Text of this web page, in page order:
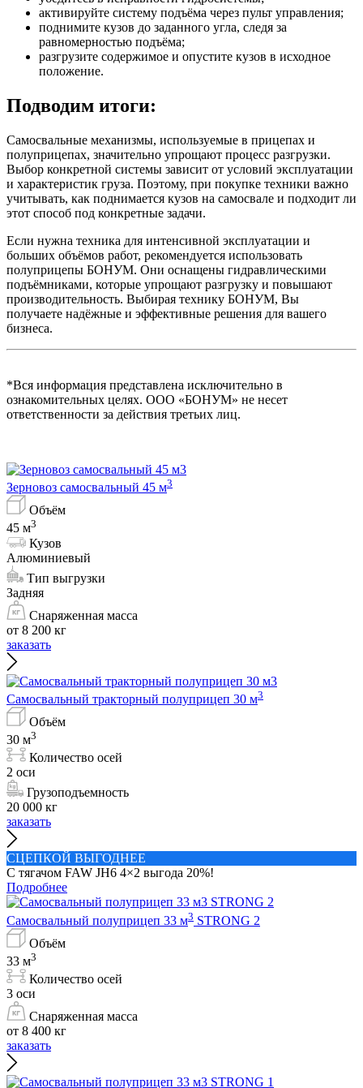
активируйте систему подъёма через пульт управления;
поднимите кузов до заданного угла, следя за
равномерностью подъёма;
разгрузите содержимое и опустите кузов в исходное
положение.
Подводим итоги:
Самосвальные механизмы, используемые в прицепах и
полуприцепах, значительно упрощают процесс разгрузки.
Выбор конкретной системы зависит от условий эксплуатации
и характеристик груза. Поэтому, при покупке техники важно
учитывать, как поднимается кузов на самосвале и подходит ли
этот способ под конкретные задачи.
Если нужна техника для интенсивной эксплуатации и
больших объёмов работ, рекомендуется использовать
полуприцепы БОНУМ. Они оснащены гидравлическими
подъёмниками, которые упрощают разгрузку и повышают
производительность. Выбирая технику БОНУМ, Вы
получаете надёжные и эффективные решения для вашего
бизнеса.
*Вся информация представлена исключительно в
ознакомительных целях. ООО «БОНУМ» не несет
ответственности за действия третьих лиц.
Зерновоз самосвальный 45 м3
Объём
45 м3
Кузов
Алюминиевый
Тип выгрузки
Задняя
Снаряженная масса
от 8 200 кг
заказать
Самосвальный тракторный полуприцеп 30 м3
Объём
30 м3
Количество осей
2 оси
Грузоподъемность
20 000 кг
заказать
СЦЕПКОЙ ВЫГОДНЕЕ
С тягачом FAW JH6 4×2 выгода 20%!
Подробнее
Самосвальный полуприцеп 33 м3 STRONG 2
Объём
33 м3
Количество осей
3 оси
Снаряженная масса
от 8 400 кг
заказать